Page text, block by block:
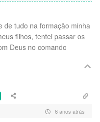
de tudo na formação minha
filhos, tentei passar os
Deus no comando
6 anos atrás